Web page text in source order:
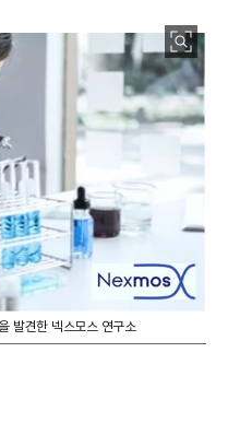
발견한 넥스모스 연구소